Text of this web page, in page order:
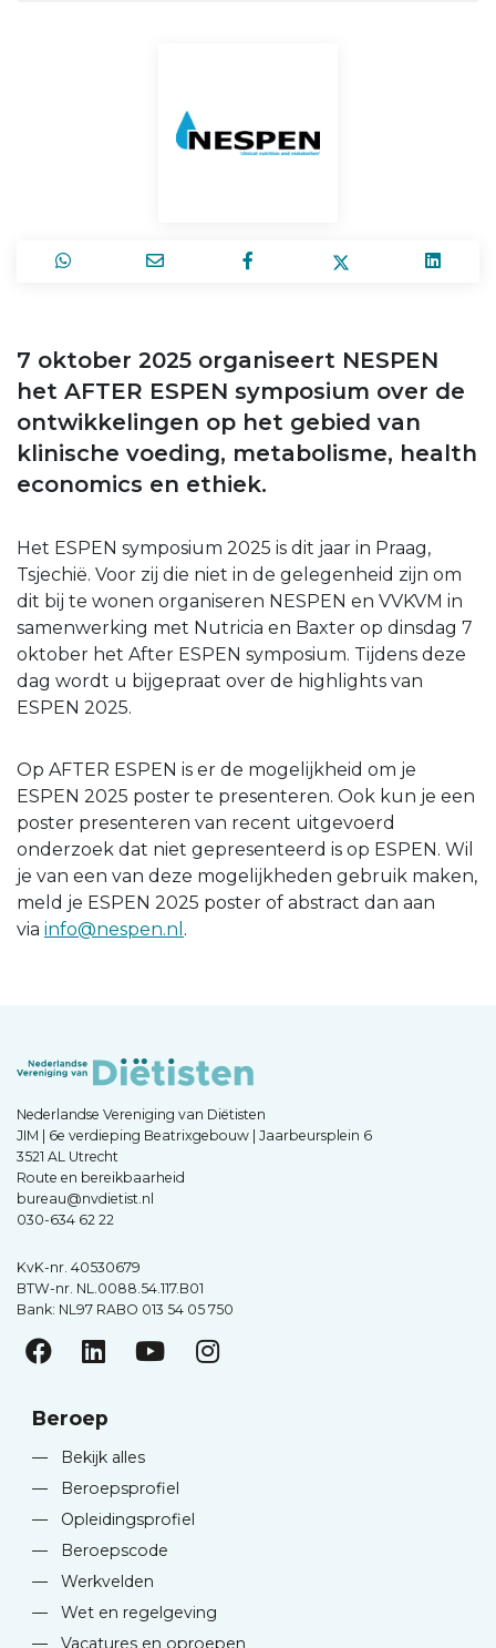
7 oktober 2025 organiseert NESPEN
het AFTER ESPEN symposium over de
ontwikkelingen op het gebied van
klinische voeding, metabolisme, health
economics en ethiek.
Het ESPEN symposium 2025 is dit jaar in Praag,
Tsjechië. Voor zij die niet in de gelegenheid zijn om
dit bij te wonen organiseren NESPEN en VVKVM in
samenwerking met Nutricia en Baxter op dinsdag 7
oktober het After ESPEN symposium. Tijdens deze
dag wordt u bijgepraat over de highlights van
ESPEN 2025.
Op AFTER ESPEN is er de mogelijkheid om je
ESPEN 2025 poster te presenteren. Ook kun je een
poster presenteren van recent uitgevoerd
onderzoek dat niet gepresenteerd is op ESPEN. Wil
je van een van deze mogelijkheden gebruik maken,
meld je ESPEN 2025 poster of abstract dan aan
via info@nespen.nl .
Nederlandse Vereniging van Diëtisten
JIM | 6e verdieping Beatrixgebouw | Jaarbeursplein 6
3521 AL Utrecht
Route en bereikbaarheid
bureau@nvdietist.nl
030-634 62 22
KvK-nr. 40530679
BTW-nr. NL.0088.54.117.B01
Bank: NL97 RABO 013 54 05 750
Beroep
—
Bekijk alles
—
Beroepsprofiel
—
Opleidingsprofiel
—
Beroepscode
—
Werkvelden
—
Wet en regelgeving
—
Vacatures en oproepen